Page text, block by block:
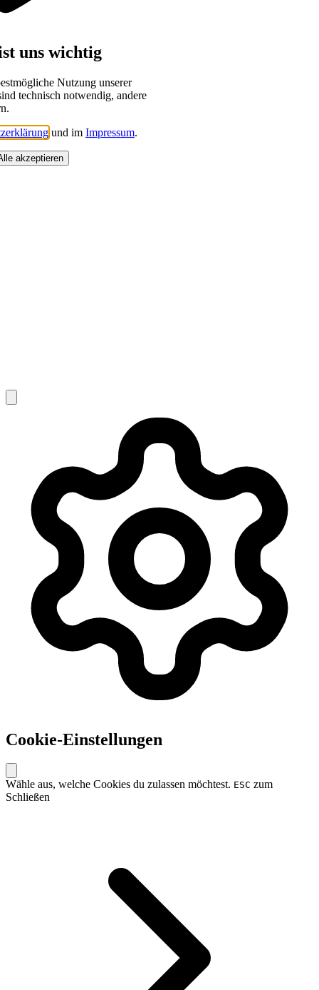
uns wichtig
Nutzung unserer
technisch notwendig, andere
und im Impressum.
akzeptieren
Cookie-Einstellungen
Wähle aus, welche Cookies du zulassen möchtest. ESC zum
Schließen